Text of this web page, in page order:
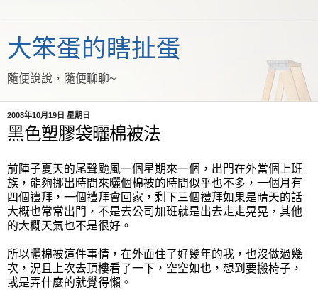
大笨蛋的瞎扯蛋
隨便說說，隨便聊聊~
2008年10月19日 星期日
黑色塑膠袋曬棉被法
前陣子夏天的尾聲颱風一個星期來一個，出門在外當個上班
族，能夠挪出時間來曬個棉被的時間似乎也不多，一個月有
四個禮拜，一個禮拜會回家，剩下三個禮拜如果是晴天的話
大概也常常出門，不是去公司加班就是出去走走晃晃，其他
的大概天氣也不是很好。
所以曬棉被這件事情，在外面住了好幾年的我，也沒做過幾
次，況且上次去頂樓看了一下，空空如也，想到要搬椅子，
或是弄什麼的就覺得懶。